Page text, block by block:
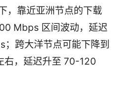
，靠近亚洲节点的下载
Mbps 区间波动，延迟
跨大洋节点可能下降到
，延迟升至 70-120